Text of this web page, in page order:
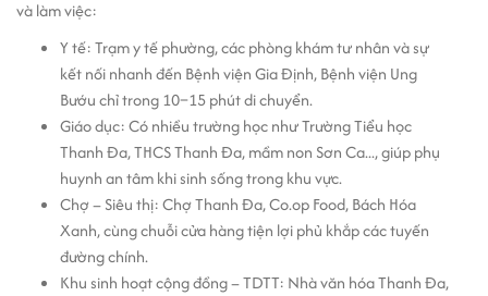
và làm việc:
Y tế: Trạm y tế phường, các phòng khám tư nhân và sự
kết nối nhanh đến Bệnh viện Gia Định, Bệnh viện Ung
Bướu chỉ trong 10–15 phút di chuyển.
Giáo dục: Có nhiều trường học như Trường Tiểu học
Thanh Đa, THCS Thanh Đa, mầm non Sơn Ca..., giúp phụ
huynh an tâm khi sinh sống trong khu vực.
Chợ – Siêu thị: Chợ Thanh Đa, Co.op Food, Bách Hóa
Xanh, cùng chuỗi cửa hàng tiện lợi phủ khắp các tuyến
đường chính.
Khu sinh hoạt cộng đồng – TDTT: Nhà văn hóa Thanh Đa,